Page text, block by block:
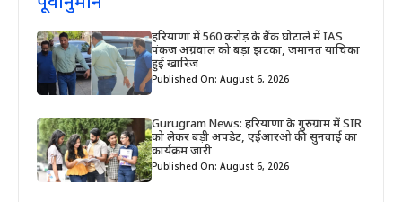
हरियाणा में 560 करोड़ के बैंक घोटाले में IAS
पंकज अग्रवाल को बड़ा झटका, जमानत याचिका
हुई खारिज
Published On: August 6, 2026
Gurugram News: हरियाणा के गुरुग्राम में SIR
को लेकर बड़ी अपडेट, एईआरओ की सुनवाई का
कार्यक्रम जारी
Published On: August 6, 2026